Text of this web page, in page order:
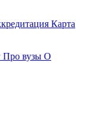
Карта
Про вузы О